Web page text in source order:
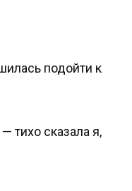
подойти к
тихо сказала я,